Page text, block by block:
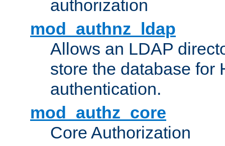
authorization
mod_authnz_ldap
Allows an LDAP
store the database for
authentication.
mod_authz_core
Core Authorization